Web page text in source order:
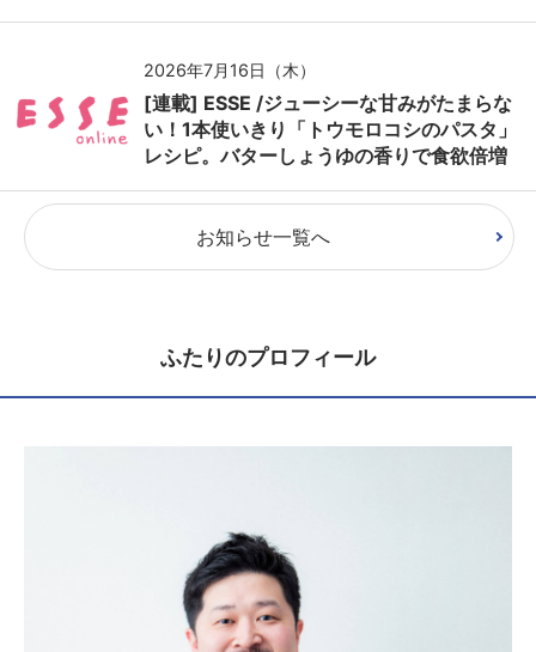
2026年7月16日（木）
[連載] ESSE /ジューシーな甘みがたまらな
い！1本使いきり「トウモロコシのパスタ」
レシピ。バターしょうゆの香りで食欲倍増
お知らせ一覧へ
ふたりのプロフィール